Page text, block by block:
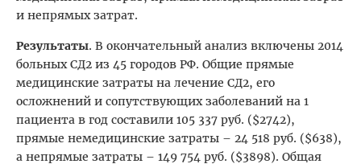
и непрямых затрат.
Результаты. В окончательный анализ включены 2014
больных СД2 из 45 городов РФ. Общие прямые
медицинские затраты на лечение СД2, его
осложнений и сопутствующих заболеваний на 1
пациента в год составили 105 337 руб. ($2742),
прямые немедицинские затраты – 24 518 руб. ($638),
а непрямые затраты – 149 754 руб. ($3898). Общая